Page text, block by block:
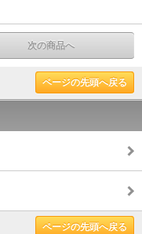
次の商品へ
ページの先頭へ戻る
ページの先頭へ戻る